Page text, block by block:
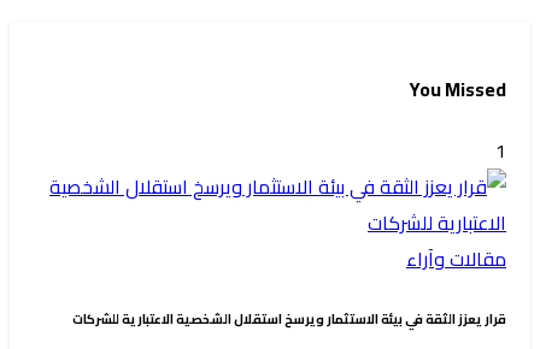
You Missed
1
مقالات وآراء
قرار يعزز الثقة في بيئة الاستثمار ويرسخ استقلال الشخصية الاعتبارية للشركات